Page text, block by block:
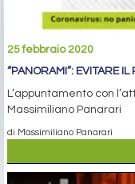
25 febbraio 2020
“PANORAMI”: EVITARE
L’appuntamento con
Massimiliano Panarari
di Massimiliano Panarari